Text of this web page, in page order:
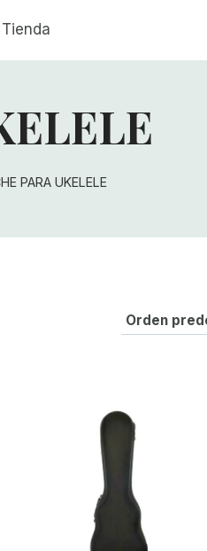
Tienda
PARA UKELELE